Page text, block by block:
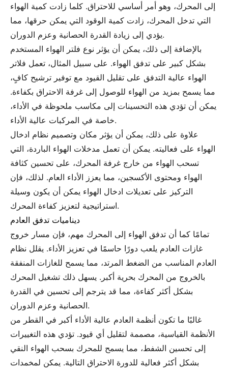
إلى المحرك، وهو أمر أساسي للاحتراق. كلما زادت كمية الهواء
التي تدخل المحرك، زادت كمية الوقود التي يمكن حرقها، مما
يؤدي إلى زيادة القدرة الحصانية وعزم الدوران.
بالإضافة إلى ذلك، يمكن أن يؤثر نوع فلتر الهواء المستخدم
بشكل كبير على تدفق الهواء. على سبيل المثال، تعمل فلاتر
الهواء عالية التدفق على تقليل القيود مع توفير ترشيح كافٍ،
مما يسمح بمزيد من الهواء للوصول إلى غرفة الاحتراق بكفاءة.
يمكن أن تؤدي هذه التحسينات إلى مكاسب ملحوظة في الأداء،
خاصة في المركبات عالية الأداء.
علاوة على ذلك، يمكن أن يؤثر مكان وتصميم نظام ادخال
الهواء على فعاليته. يمكن أن تعمل مدخلات الهواء الباردة، التي
تسحب الهواء من خارج غرفة المحرك، على تحسين كثافة
الهواء ومحتوى الأكسجين، مما يعزز الأداء العام. لذلك، فإن
التركيز على تعديلات ادخال الهواء يمكن أن يكون وسيلة
استراتيجية لتعزيز كفاءة المحرك.
ديناميات تدفق العادم
تمامًا كما أن تدفق الهواء إلى المحرك مهم، فإن مسار خروج
غازات العادم يلعب دورًا حاسمًا في تعزيز الأداء. يقلل نظام
العادم المناسب من الضغط المرتد، مما يسمح للغازات المنفقة
بالخروج من المحرك بحرية أكبر. يسهل ذلك تشغيل المحرك
بشكل أكثر كفاءة، مما قد يترجم إلى تحسين في القدرة
الحصانية وعزم الدوران.
غالبًا ما تكون أنظمة العادم عالية الأداء أكبر في القطر من
الأنظمة القياسية، مصممة لتقليل أي قيود. تؤدي هذه التغييرات
إلى تحسين الشفط، مما يسمح للمحرك بسحب الهواء النقي
بشكل أكثر فعالية للدورة الاحتراق التالية. يمكن لمخمدات